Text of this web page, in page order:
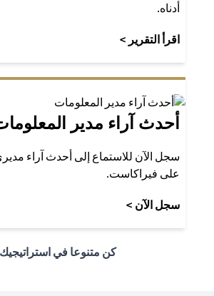
أدناه.
اقرأ التقرير >
أحدث آراء مدير
سجل الآن للاستماع إلى أحدث آراء
على فيراكاست.
سجل الآن >
كن متنوعا في